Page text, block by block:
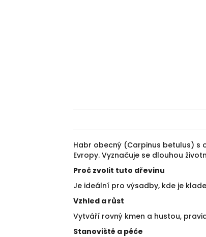
Habr obecný (Carpinus betulus) s
Evropy. Vyznačuje se dlouhou
Proč zvolit tuto dřevinu
Je ideální pro výsadby, kde je
Vzhled a růst
Vytváří rovný kmen a hustou,
Stanoviště a péče